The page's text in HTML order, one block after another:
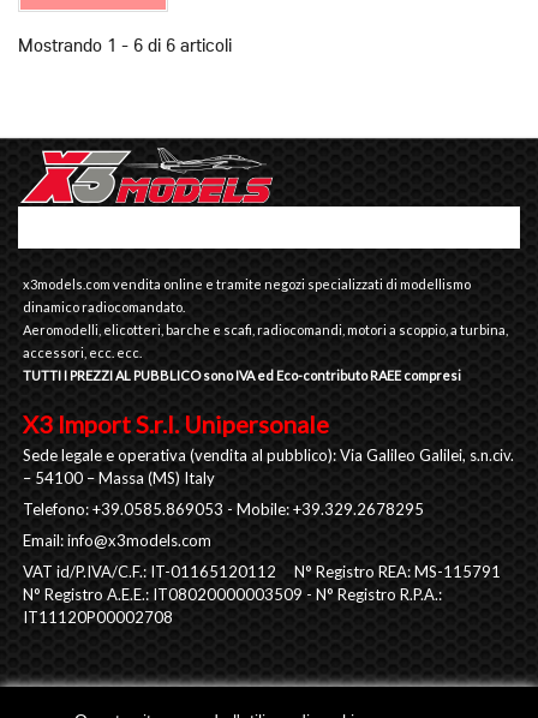
Mostrando 1 - 6 di 6 articoli
x3models.com vendita online e tramite negozi specializzati di modellismo
dinamico radiocomandato.
Aeromodelli, elicotteri, barche e scafi, radiocomandi, motori a scoppio, a turbina,
accessori, ecc. ecc.
TUTTI I PREZZI AL PUBBLICO sono IVA ed Eco-contributo RAEE compresi
X3 Import S.r.l. Unipersonale
Sede legale e operativa (vendita al pubblico): Via Galileo Galilei, s.n.civ.
– 54100 – Massa (MS) Italy
Telefono: +39.0585.869053 - Mobile: +39.329.2678295
Email:info@x3models.com
VAT id/P.IVA/C.F.: IT-01165120112 N° Registro REA: MS-115791
N° Registro A.E.E.: IT08020000003509 - N° Registro R.P.A.:
IT11120P00002708